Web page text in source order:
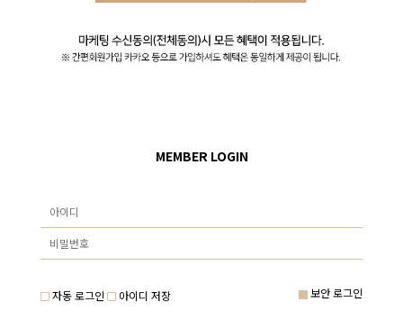
MEMBER LOGIN
자동 로그인 아이디 저장 보안 로그인